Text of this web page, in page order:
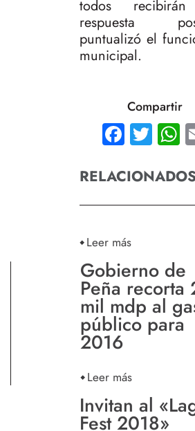
todos
respuesta
puntualizó el
municipal.
Compartir
Leer más
Gobierno de
Peña recorta
mil mdp al
público para
2016
Leer más
Invitan al
Fest 2018»